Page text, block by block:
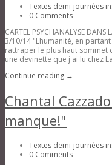
Textes demi-journées
0 Comments
CARTEL PSYCHANALYSE
3/10/14 "Lhumanité, en
rattraper le plus haut sommet
une devinette que j'ai lu chez
Continue reading →
Chantal
manque!"
Textes demi-journées
0 Comments